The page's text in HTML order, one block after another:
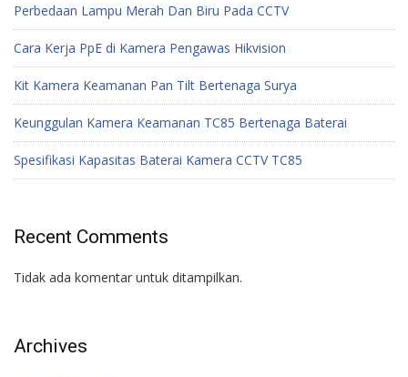
Perbedaan Lampu Merah Dan Biru Pada CCTV
Cara Kerja PpE di Kamera Pengawas Hikvision
Kit Kamera Keamanan Pan Tilt Bertenaga Surya
Keunggulan Kamera Keamanan TC85 Bertenaga Baterai
Spesifikasi Kapasitas Baterai Kamera CCTV TC85
Recent Comments
Tidak ada komentar untuk ditampilkan.
Archives